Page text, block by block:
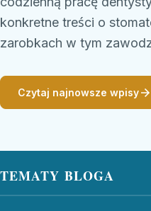
konkretne treści o
zarobkach w tym
Czytaj najnowsze wpisy
TEMATY BLOGA